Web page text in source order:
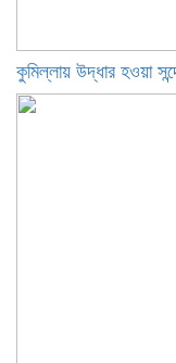
কুমিল্লায় উদ্ধার হওয়া